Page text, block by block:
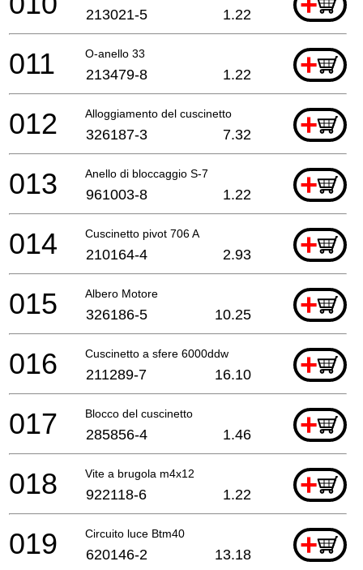
213021-5 1.22
O-anello 33 +
011 213479-8 1.22
Alloggiamento del cuscinetto +
012 326187-3 7.32
Anello di bloccaggio S-7 +
013 961003-8 1.22
Cuscinetto pivot 706 A +
014 210164-4 2.93
Albero Motore +
015 326186-5 10.25
Cuscinetto a sfere 6000ddw +
016 211289-7 16.10
Blocco del cuscinetto +
017 285856-4 1.46
Vite a brugola m4x12 +
018 922118-6 1.22
Circuito luce Btm40 +
019 620146-2 13.18